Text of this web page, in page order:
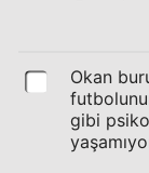
Okan
gibi